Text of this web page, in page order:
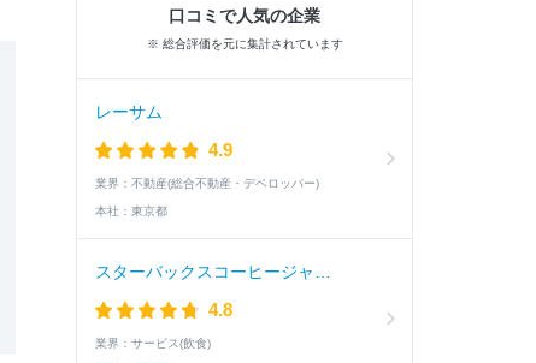
口コミで人気の企業
※ 総合評価を元に集計されています
レーサム
4.9
業界： 不動産(総合不動産・デベロッパー)
本社： 東京都
4.8
業界： サービス(飲食)